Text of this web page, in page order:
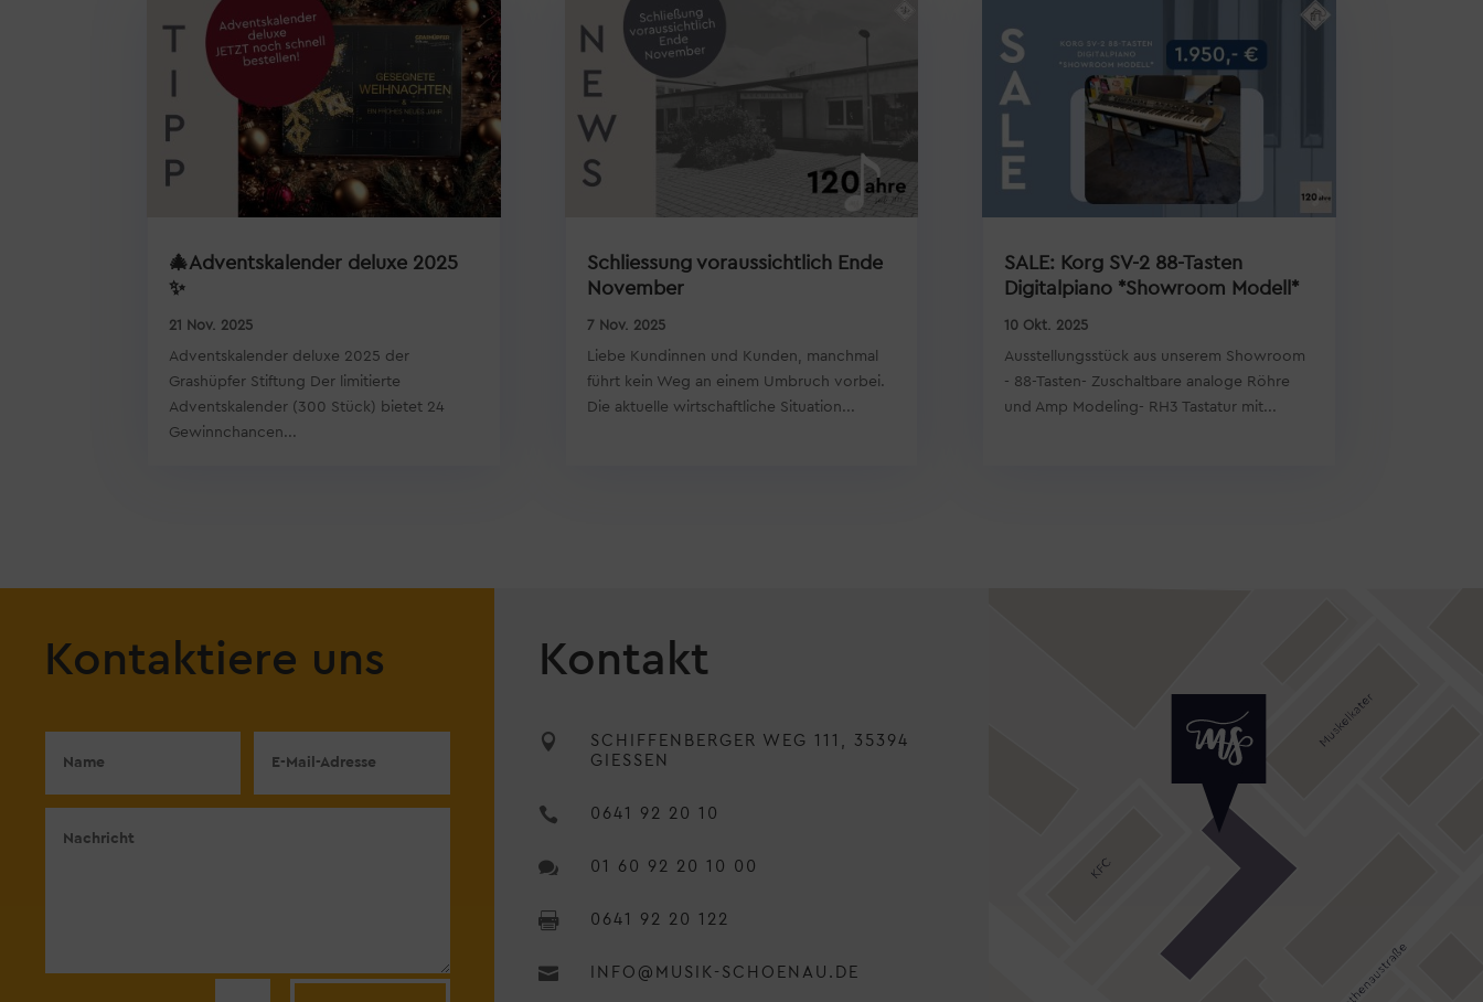
🎄Adventskalender deluxe 2025
✨
21 Nov. 2025
Adventskalender deluxe 2025 der
Grashüpfer Stiftung Der limitierte
Adventskalender (300 Stück) bietet 24
Gewinnchancen...
Schliessung voraussichtlich Ende
November
7 Nov. 2025
Liebe Kundinnen und Kunden, manchmal
führt kein Weg an einem Umbruch vorbei.
Die aktuelle wirtschaftliche Situation...
SALE: Korg SV-2 88-Tasten
Digitalpiano *Showroom Modell*
10 Okt. 2025
Ausstellungsstück aus unserem Showroom
- 88-Tasten- Zuschaltbare analoge Röhre
und Amp Modeling- RH3 Tastatur mit...
Kontaktiere uns Kontakt

SCHIFFENBERGER WEG 111, 35394
GIESSEN
 0641 92 20 10
 01 60 92 20 10 00
 0641 92 20 122
 INFO@MUSIK-SCHOENAU.DE